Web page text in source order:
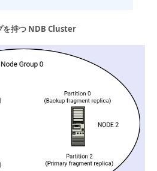
を持つ NDB Cluster